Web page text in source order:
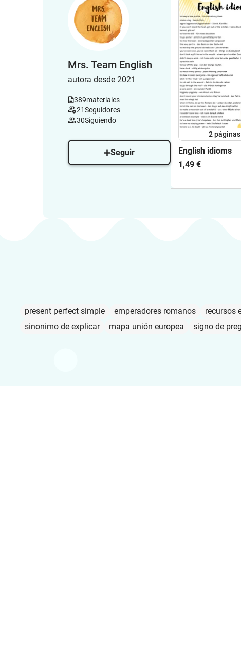
Mrs. Team English
autora desde 2021
389materiales
21Seguidores
30Siguiendo
Seguir
2páginas
English idioms
1,49 €
present perfect simple emperadores romanos recursos
sinonimo de explicar
mapa unión europea signo de